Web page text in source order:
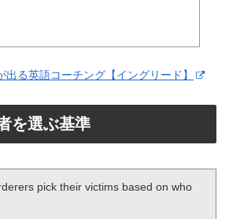
出る英語コーチング【イングリード】
を選ぶ基準
pick their victims based on who